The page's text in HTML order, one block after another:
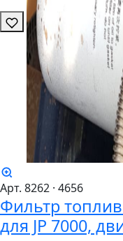
Арт. 8262 · 4656
Фильтр
для JP 7000,